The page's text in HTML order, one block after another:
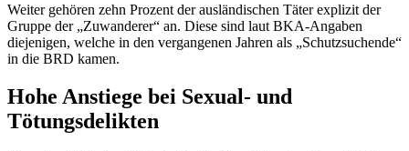
Weiter gehören zehn Prozent der ausländischen Täter explizit der
Gruppe der „Zuwanderer“ an. Diese sind laut BKA-Angaben
diejenigen, welche in den vergangenen Jahren als „Schutzsuchende“
in die BRD kamen.
Hohe Anstiege bei Sexual- und
Tötungsdelikten